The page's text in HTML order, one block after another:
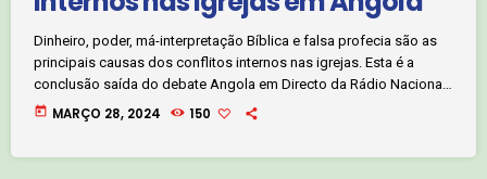
Dinheiro, poder, má-interpretação Bíblica e falsa profecia são as
principais causas dos conflitos internos nas igrejas. Esta é a
conclusão saída do debate Angola em Directo da Rádio Nacional
que analisou hoje, quinta-feira, 28 de Março os conflitos internos
today MARÇO 28, 2024 150